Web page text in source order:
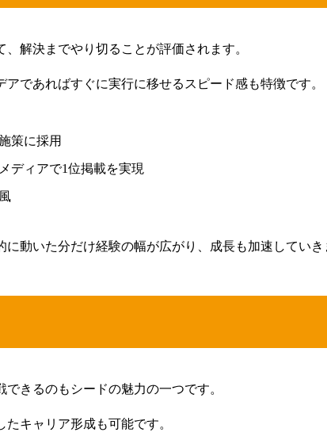
ー
解決までやり切ることが評価されます。
であればすぐに実行に移せるスピード感も特徴です。
策に採用
ディアで1位掲載を実現
動いた分だけ経験の幅が広がり、成長も加速していき
きるのもシードの魅力の一つです。
キャリア形成も可能です。